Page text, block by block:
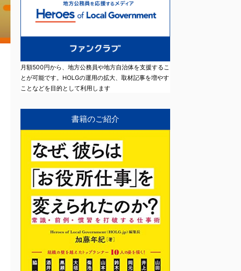
月額500円から、地方公務員や地方自治体を支援するこ
とが可能です。HOLGの運用の拡大、取材記事を増やす
ことなどを目的として利用します
書籍のご紹介